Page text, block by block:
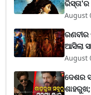
ରିସ୍ତା'ର
August
ଆସିଲା
August
ଦେଶର